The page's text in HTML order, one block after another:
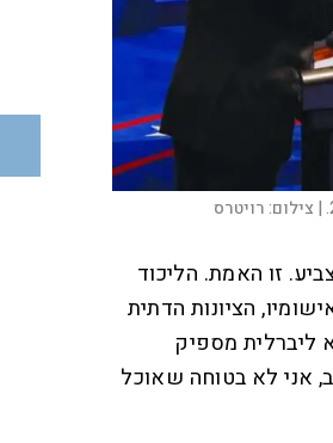
צילום:רויטרס
זו האמת. הליכוד
הציונות הדתית
ליברלית מספיק
אני לא בטוחה שאוכל